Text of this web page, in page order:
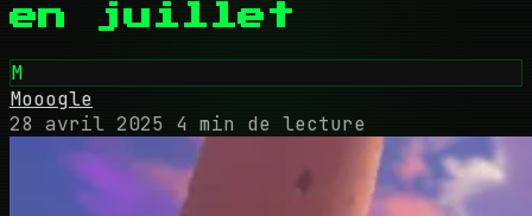
en juillet
M
Mooogle
28 avril 2025
4 min de lecture